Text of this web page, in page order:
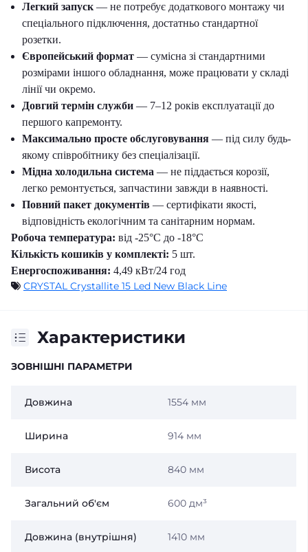
Легкий запуск— не потребує додаткового монтажу чи
спеціального підключення, достатньо стандартної
розетки.
Європейський формат — сумісна зі стандартними
розмірами іншого обладнання, може працювати у складі
лінії чи окремо.
Довгий термін служби — 7–12 років експлуатації до
першого капремонту.
Максимально просте обслуговування — під силу будь-
якому співробітнику без спеціалізації.
Мідна холодильна система — не піддається корозії,
легко ремонтується, запчастини завжди в наявності.
Повний пакет документів — сертифікати якості,
відповідність екологічним та санітарним нормам.
Робоча температура: від -25°C до -18°C
Кількість кошиків у комплекті: 5 шт.
Енергоспоживання: 4,49 кВт/24 год
CRYSTAL Crystallite 15 Led New Black Line
Характеристики
ЗОВНІШНІ ПАРАМЕТРИ
Довжина 1554 мм
Ширина 914 мм
Висота 840 мм
Загальний об'єм 600 дм³
Довжина (внутрішня) 1410 мм